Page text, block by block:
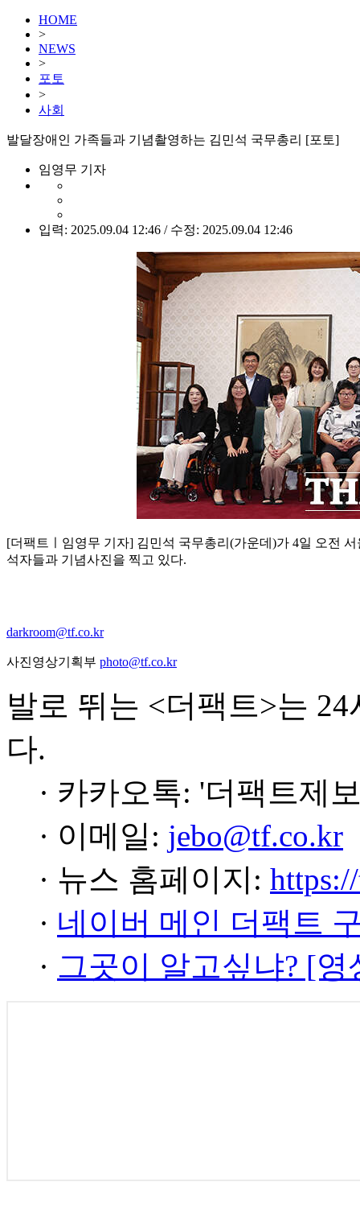
HOME
>
NEWS
>
포토
>
사회
발달장애인 가족들과 기념촬영하는 김민석 국무총리 [포토]
임영무 기자
입력: 2025.09.04 12:46 / 수정: 2025.09.04 12:46
[더팩트ㅣ임영무 기자] 김민석 국무총리(가운데)가 4일 오전
석자들과 기념사진을 찍고 있다.
darkroom@tf.co.kr
사진영상기획부 photo@tf.co.kr
발로 뛰는 <더팩트>는
다.
· 카카오톡: '더팩트제
· 이메일: jebo@tf.co.kr
· 뉴스 홈페이지:
· 네이버 메인 더팩트
· 그곳이 알고싶냐? [